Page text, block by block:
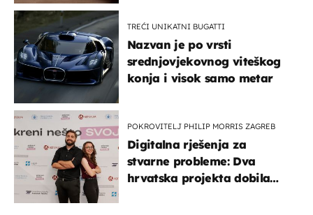
TREĆI UNIKATNI BUGATTI
Nazvan je po vrsti
srednjovjekovnog viteškog
konja i visok samo metar
POKROVITELJ PHILIP MORRIS ZAGREB
Digitalna rješenja za
stvarne probleme: Dva
hrvatska projekta dobila